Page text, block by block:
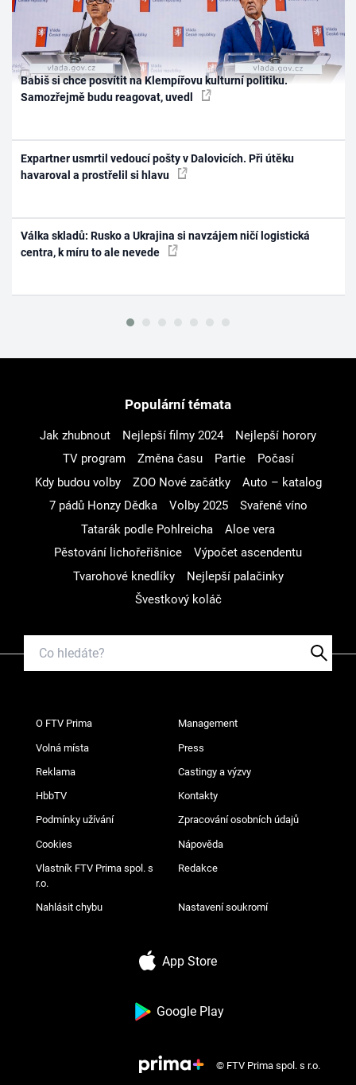
Babiš si chce posvítit na Klempířovu kulturní politiku.
Samozřejmě budu reagovat, uvedl
Expartner usmrtil vedoucí pošty v Dalovicích. Při útěku
havaroval a prostřelil si hlavu
Válka skladů: Rusko a Ukrajina si navzájem ničí logistická
centra, k míru to ale nevede
Populární témata
Jak zhubnout Nejlepší filmy 2024
Nejlepší horory
TV program
Změna času Partie
Počasí
Kdy budou volby
ZOO Nové začátky
Auto – katalog
7 pádů Honzy Dědka
Volby 2025
Svařené víno
Tatarák podle Pohlreicha
Aloe vera
Pěstování lichořeřišnice
Výpočet ascendentu
Tvarohové knedlíky
Nejlepší palačinky
Švestkový koláč
O FTV Prima Management
Volná místa Press
Reklama Castingy a výzvy
HbbTV Kontakty
Podmínky užívání Zpracování osobních údajů
Cookies Nápověda
Vlastník FTV Prima spol. s
r.o.
Redakce
Nahlásit chybu Nastavení soukromí
App Store
Google Play
© FTV Prima spol. s r.o.